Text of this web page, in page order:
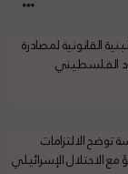
القانونية لمصادرة
الفلسطيني
الالتزامات
مع الاحتلال الإسرائيلي